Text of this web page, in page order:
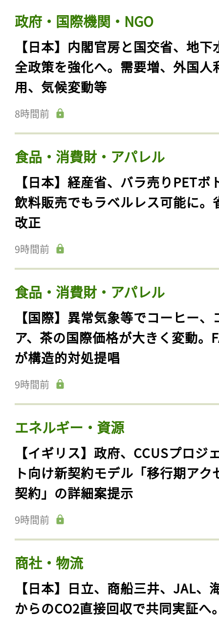
政府・国際機関・NGO
【日本】内閣官房と国交省、地下
全政策を強化へ。需要増、外国人
用、気候変動等
8時間前
食品・消費財・アパレル
【日本】経産省、バラ売りPETボ
飲料販売でもラベルレス可能に。
改正
9時間前
食品・消費財・アパレル
【国際】異常気象等でコーヒー、
ア、茶の国際価格が大きく変動。
が構造的対処提唱
9時間前
エネルギー・資源
【イギリス】政府、CCUSプロジ
ト向け新契約モデル「移行期アク
契約」の詳細案提示
9時間前
商社・物流
【日本】日立、商船三井、JAL、
からのCO2直接回収で共同実証へ